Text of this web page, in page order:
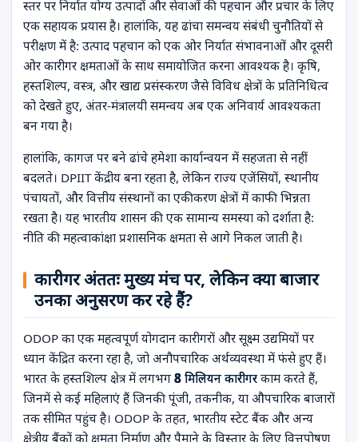
स्तर पर निर्यात योग्य उत्पादों और सेवाओं की पहचान और प्रचार के लिए
एक सहायक प्रयास है। हालांकि, यह ढांचा समन्वय संबंधी चुनौतियों से
परीक्षण में है: उत्पाद पहचान को एक ओर निर्यात संभावनाओं और दूसरी
ओर कारीगर क्षमताओं के साथ समायोजित करना आवश्यक है। कृषि,
हस्तशिल्प, वस्त्र, और खाद्य प्रसंस्करण जैसे विविध क्षेत्रों के प्रतिनिधित्व
को देखते हुए, अंतर-मंत्रालयी समन्वय अब एक अनिवार्य आवश्यकता
बन गया है।
हालांकि, कागज पर बने ढांचे हमेशा कार्यान्वयन में सहजता से नहीं
बदलते। DPIIT केंद्रीय बना रहता है, लेकिन राज्य एजेंसियों, स्थानीय
पंचायतों, और वित्तीय संस्थानों का एकीकरण क्षेत्रों में काफी भिन्नता
रखता है। यह भारतीय शासन की एक सामान्य समस्या को दर्शाता है:
नीति की महत्वाकांक्षा प्रशासनिक क्षमता से आगे निकल जाती है।
कारीगर अंततः मुख्य मंच पर, लेकिन क्या बाजार
उनका अनुसरण कर रहे हैं?
ODOP का एक महत्वपूर्ण योगदान कारीगरों और सूक्ष्म उद्यमियों पर
ध्यान केंद्रित करना रहा है, जो अनौपचारिक अर्थव्यवस्था में फंसे हुए हैं।
भारत के हस्तशिल्प क्षेत्र में लगभग 8 मिलियन कारीगर काम करते हैं,
जिनमें से कई महिलाएं हैं जिनकी पूंजी, तकनीक, या औपचारिक बाजारों
तक सीमित पहुंच है। ODOP के तहत, भारतीय स्टेट बैंक और अन्य
क्षेत्रीय बैंकों को क्षमता निर्माण और पैमाने के विस्तार के लिए वित्तपोषण